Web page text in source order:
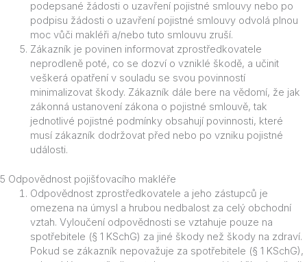
podepsané žádosti o uzavření pojistné smlouvy nebo po
podpisu žádosti o uzavření pojistné smlouvy odvolá plnou
moc vůči makléři a/nebo tuto smlouvu zruší.
Zákazník je povinen informovat zprostředkovatele
neprodleně poté, co se dozví o vzniklé škodě, a učinit
veškerá opatření v souladu se svou povinností
minimalizovat škody. Zákazník dále bere na vědomí, že jak
zákonná ustanovení zákona o pojistné smlouvě, tak
jednotlivé pojistné podmínky obsahují povinnosti, které
musí zákazník dodržovat před nebo po vzniku pojistné
události.
5 Odpovědnost pojišťovacího makléře
Odpovědnost zprostředkovatele a jeho zástupců je
omezena na úmysl a hrubou nedbalost za celý obchodní
vztah. Vyloučení odpovědnosti se vztahuje pouze na
spotřebitele (§ 1 KSchG) za jiné škody než škody na zdraví.
Pokud se zákazník nepovažuje za spotřebitele (§ 1 KSchG),